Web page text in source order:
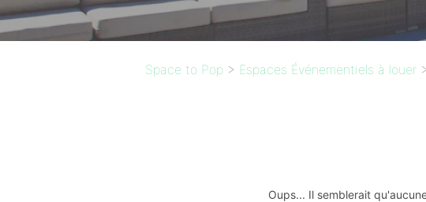
Space to Pop > Espaces Événementiels à louer >
Oups... Il semblerait